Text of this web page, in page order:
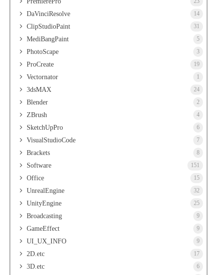
DaVinciResolve 14
ClipStudioPaint 31
MediBangPaint 5
PhotoScape 3
ProCreate 19
Vectornator 1
3dsMAX 24
Blender 2
ZBrush 4
SketchUpPro 6
VisualStudioCode 7
Brackets 8
Software 151
Office 15
UnrealEngine 32
UnityEngine 25
Broadcasting 9
GameEffect 9
UI_UX_INFO 9
2D.etc 17
3D.etc 6